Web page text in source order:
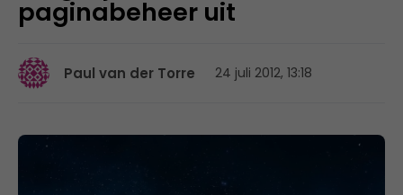
paginabeheer uit
Paul van der Torre 24 juli 2012, 13:18